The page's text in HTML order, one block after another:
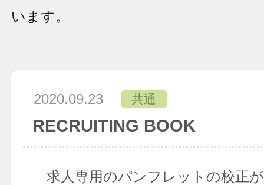
います。
2020.09.23 共通
RECRUITING BOOK
求人専用のパンフレットの校正